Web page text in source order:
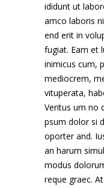
ididunt ut
amco laboris
end erit in
fugiat. Eam et
inimicus cum,
mediocrem,
vituperata,
Veritus um no
psum dolor si
oporter and.
an harum
modus
reque graec.